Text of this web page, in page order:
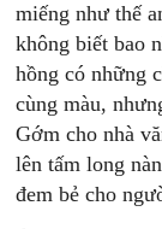
miếng như thế
không biết bao
hồng có những
cùng màu,
Gớm cho nhà
lên tấm long
đem bẻ cho